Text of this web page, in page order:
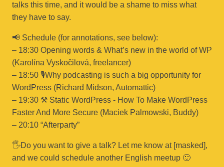
talks this time, and it would be a shame to miss what
they have to say.
📢 Schedule (for annotations, see below):
– 18:30 Opening words & What’s new in the world of WP
(Karolína Vyskočilová, freelancer)
– 18:50 🎙Why podcasting is such a big opportunity for
WordPress (Richard Midson, Automattic)
– 19:30 ⚒ Static WordPress - How To Make WordPress
Faster And More Secure (Maciek Palmowski, Buddy)
– 20:10 “Afterparty”
🖐Do you want to give a talk? Let me know at [masked],
and we could schedule another English meetup 🙂